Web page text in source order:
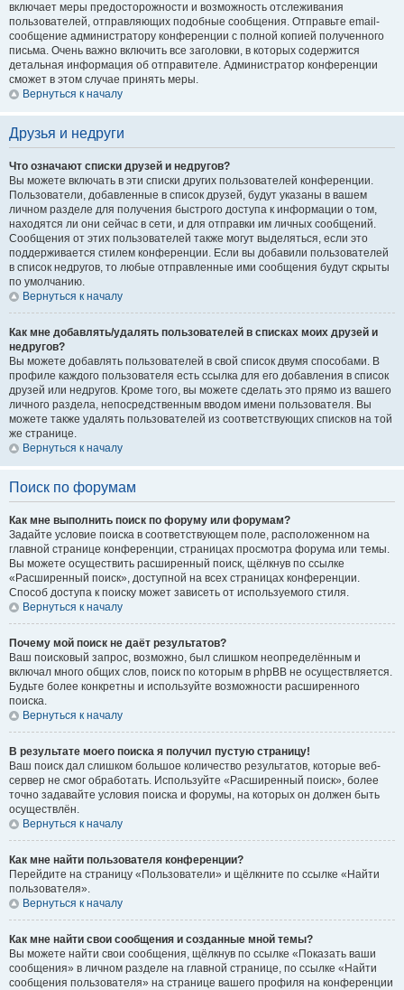
включает меры предосторожности и возможность отслеживания
пользователей, отправляющих подобные сообщения. Отправьте email-
сообщение администратору конференции с полной копией полученного
письма. Очень важно включить все заголовки, в которых содержится
детальная информация об отправителе. Администратор конференции
сможет в этом случае принять меры.
Вернуться к началу
Друзья и недруги
Что означают списки друзей и недругов?
Вы можете включать в эти списки других пользователей конференции.
Пользователи, добавленные в список друзей, будут указаны в вашем
личном разделе для получения быстрого доступа к информации о том,
находятся ли они сейчас в сети, и для отправки им личных сообщений.
Сообщения от этих пользователей также могут выделяться, если это
поддерживается стилем конференции. Если вы добавили пользователей
в список недругов, то любые отправленные ими сообщения будут скрыты
по умолчанию.
Вернуться к началу
Как мне добавлять/удалять пользователей в списках моих друзей и
недругов?
Вы можете добавлять пользователей в свой список двумя способами. В
профиле каждого пользователя есть ссылка для его добавления в список
друзей или недругов. Кроме того, вы можете сделать это прямо из вашего
личного раздела, непосредственным вводом имени пользователя. Вы
можете также удалять пользователей из соответствующих списков на той
же странице.
Вернуться к началу
Поиск по форумам
Как мне выполнить поиск по форуму или форумам?
Задайте условие поиска в соответствующем поле, расположенном на
главной странице конференции, страницах просмотра форума или темы.
Вы можете осуществить расширенный поиск, щёлкнув по ссылке
«Расширенный поиск», доступной на всех страницах конференции.
Способ доступа к поиску может зависеть от используемого стиля.
Вернуться к началу
Почему мой поиск не даёт результатов?
Ваш поисковый запрос, возможно, был слишком неопределённым и
включал много общих слов, поиск по которым в phpBB не осуществляется.
Будьте более конкретны и используйте возможности расширенного
поиска.
Вернуться к началу
В результате моего поиска я получил пустую страницу!
Ваш поиск дал слишком большое количество результатов, которые веб-
сервер не смог обработать. Используйте «Расширенный поиск», более
точно задавайте условия поиска и форумы, на которых он должен быть
осуществлён.
Вернуться к началу
Как мне найти пользователя конференции?
Перейдите на страницу «Пользователи» и щёлкните по ссылке «Найти
пользователя».
Вернуться к началу
Как мне найти свои сообщения и созданные мной темы?
Вы можете найти свои сообщения, щёлкнув по ссылке «Показать ваши
сообщения» в личном разделе на главной странице, по ссылке «Найти
сообщения пользователя» на странице вашего профиля на конференции